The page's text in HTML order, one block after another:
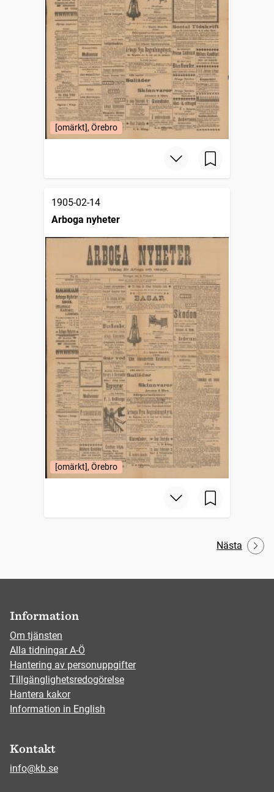
[omärkt], Örebro
1905-02-14
Arboga nyheter
[omärkt], Örebro
Nästa
Information
Om tjänsten
Alla tidningar A-Ö
Hantering av personuppgifter
Tillgänglighetsredogörelse
Hantera kakor
Information in English
Kontakt
info@kb.se